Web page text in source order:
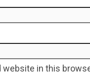
website in this